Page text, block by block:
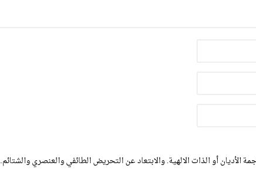
الأديان أو الذات الالهية. والابتعاد عن التحريض الطائفي والعنصري والشتائم.